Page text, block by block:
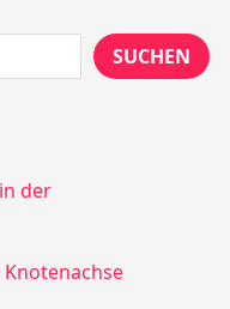
SUCHEN
der